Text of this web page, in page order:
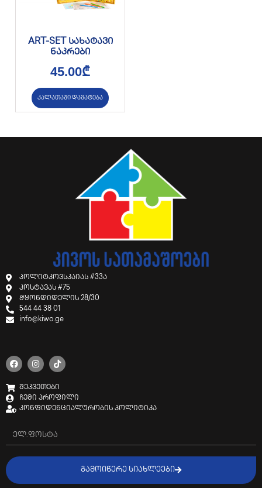
ART-SET სახატავი
ნაკრები
45.00₾
კალათაში დამატება
პოლიტკოვსკაიას #33ა
კოსტავას #75
ჭყონდიდელის 28/30
544 44 38 01
info@kiwo.ge
შეკვეთები
ჩემი პროფილი
კონფიდენციალურობის პოლიტიკა
ᲒᲐᲛᲝᲘᲬᲔᲠᲔ ᲡᲘᲐᲮᲚᲔᲔᲑᲘ